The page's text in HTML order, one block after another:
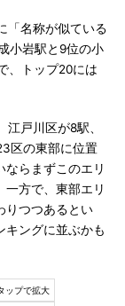
「名称が似ている
小岩駅と9位の小
、トップ20には
戸川区が8駅、
区の東部に位置
ならまずこのエリ
一方で、東部エリ
りつつあるとい
キングに並ぶかも